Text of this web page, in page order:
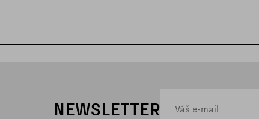
NEWSLETTER